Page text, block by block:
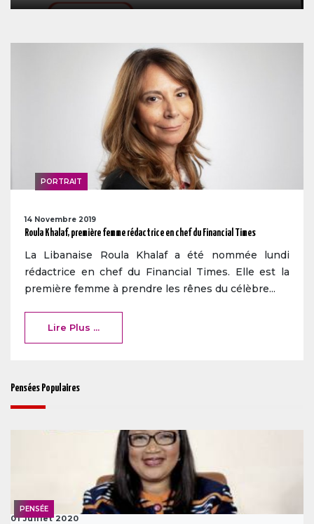
PORTRAIT
14 Novembre 2019
Roula Khalaf, première femme rédactrice en chef du Financial Times
La Libanaise Roula Khalaf a été nommée lundi
rédactrice en chef du Financial Times. Elle est la
première femme à prendre les rênes du célèbre...
Lire Plus ...
Pensées Populaires
PENSÉE
01 Juillet 2020